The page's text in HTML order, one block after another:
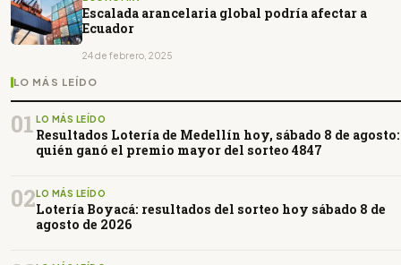
Escalada arancelaria global podría afectar a
Ecuador
24 de febrero, 2025
LO MÁS LEÍDO
01 LO MÁS LEÍDO
Resultados Lotería de Medellín hoy, sábado 8 de agosto:
quién ganó el premio mayor del sorteo 4847
02LO MÁS LEÍDO
Lotería Boyacá: resultados del sorteo hoy sábado 8 de
agosto de 2026